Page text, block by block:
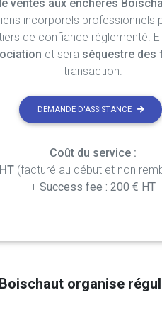
ventes aux enchères
incorporels professionnels
de confiance réglementé.
et sera séquestre des
transaction.
DEMANDE D'ASSISTANCE
Coût du service :
(facturé au début et non
+ Success fee : 200 € HT
Boischaut organise